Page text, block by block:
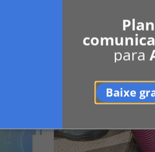
para
Baixe